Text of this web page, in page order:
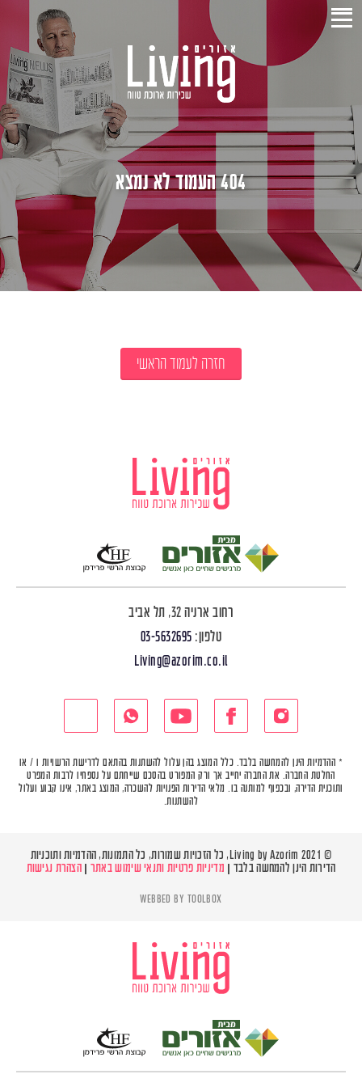
404 העמוד לא נמצא
חזרה לעמוד הראשי
רחוב ארניה 32, תל אביב
טלפון: 03-5632695
Living@azorim.co.il
* ההדמיות הינן להמחשה בלבד. כלל המוצג בהן עלול להשתנות בהתאם לדרישת הרשויות ו / או
החלטת החברה. את החברה יחייב אך ורק המפורט בהסכם שייחתם על נספחיו לרבות המפרט
ותוכנית הדירה, ובכפוף למותנה בו. מלאי הדירות הפנויות להשכרה, המוצג באתר, אינו קבוע ועלול
להשתנות.
© Living by Azorim 2021, כל הזכויות שמורות, כל התמונות, ההדמיות ותוכניות
הדירות הינן להמחשה בלבד |
מדיניות פרטיות ותנאי שימוש באתר הצהרת נגישות
WEBBED BY TOOLBOX